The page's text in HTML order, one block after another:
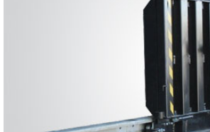
PASSERELLES
destiné à compenser l'espace entre les
surface de chargement des